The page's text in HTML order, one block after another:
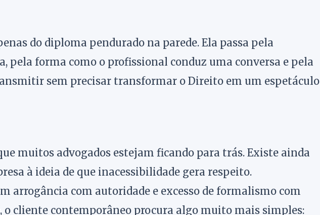
do diploma pendurado na parede. Ela passa pela
pela forma como o profissional conduz uma conversa e pela
sem precisar transformar o Direito em um espetáculo
muitos advogados estejam ficando para trás. Existe ainda
à ideia de que inacessibilidade gera respeito.
arrogância com autoridade e excesso de formalismo com
o cliente contemporâneo procura algo muito mais simples: